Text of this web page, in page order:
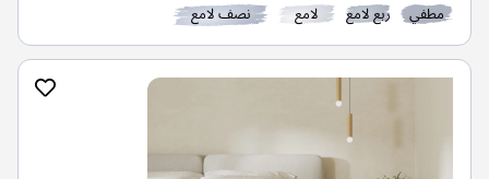
مطفي
ربع لامع لامع نصف لامع